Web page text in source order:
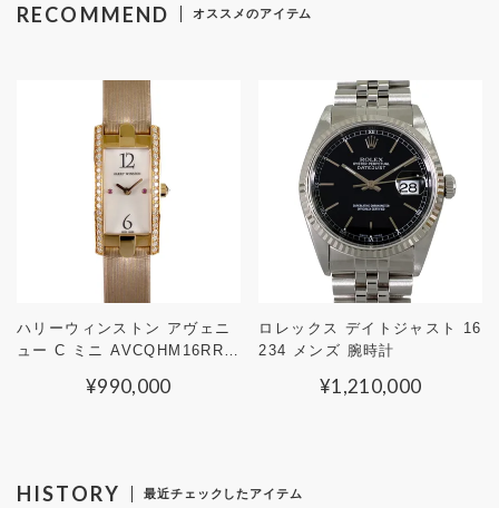
商品ランク
RECOMMEND オススメのアイテム
ハリーウィンストン アヴェニ
ュー C ミニ AVCQHM16RR0
¥990,000
ロレックス デイトジャスト 16
234 メンズ 腕時計
¥1,210,000
HISTORY 最近チェックしたアイテム